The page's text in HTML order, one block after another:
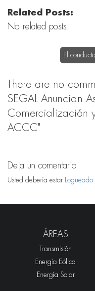
Related Posts:
No related posts.
El
There are no
SEGAL Anuncian
Comercialización
ACCC"
Deja un comentario
Usted debería estar Logueado
ÁREAS
Transmisión
Energía Eólica
Energía Solar